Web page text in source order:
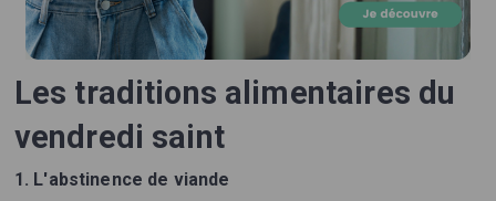
Les traditions alimentaires du
vendredi saint
1. L'abstinence de viande